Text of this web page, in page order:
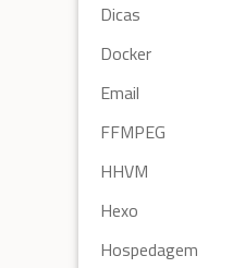
Dicas
Docker
Email
FFMPEG
HHVM
Hexo
Hospedagem